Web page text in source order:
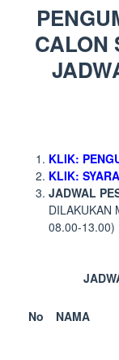
CALON
KLIK:
KLIK:
JADWAL
DILAKUKAN
08.00-13.00)
No NAMA